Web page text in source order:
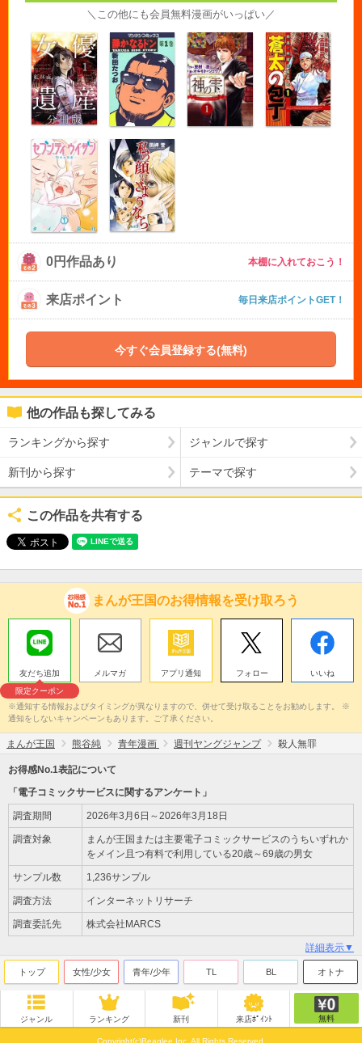
＼この他にも会員無料漫画がいっぱい／
0円作品あり 本棚に入れておこう！
来店ポイント 毎日来店ポイントGET！
今すぐ会員登録する(無料)
他の作品も探してみる
ランキングから探す ジャンルで探す
新刊から探す テーマで探す
この作品を共有する
まんが王国のお得情報を受け取ろう
友だち追加
限定クーポン
メルマガ アプリ通知 フォロー いいね
※通知する情報およびタイミングが異なりますので、併せて受け取ることをお勧めします。 ※
通知をしないキャンペーンもあります。ご了承ください。
まんが王国 熊谷純 青年漫画 週刊ヤングジャンプ 殺人無罪
お得感No.1表記について
「電子コミックサービスに関するアンケート」
調査期間 2026年3月6日～2026年3月18日
調査対象
まんが王国または主要電子コミックサービスのうちいずれか
をメイン且つ有料で利用している20歳～69歳の男女
サンプル数 1,236サンプル
調査方法 インターネットリサーチ
調査委託先 株式会社MARCS
詳細表示▼
トップ 女性/少女 青年/少年 TL BL オトナ
ジャンル ランキング 新刊 来店ﾎﾟｲﾝﾄ 無料